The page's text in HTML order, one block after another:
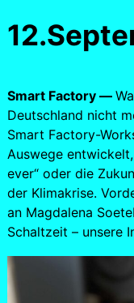
Smart Factory —
Deutschland nicht
Smart Factory-
Auswege
ever“ oder die
der Klimakrise.
an Magdalena
Schaltzeit – unsere